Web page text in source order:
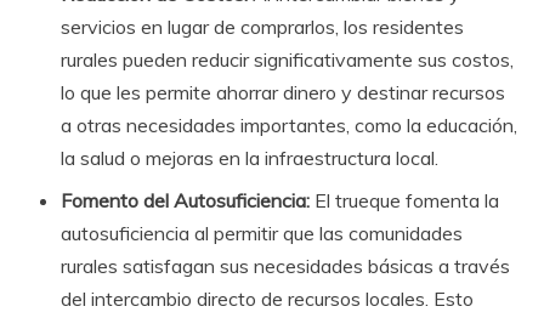
servicios en lugar de comprarlos, los residentes
rurales pueden reducir significativamente sus costos,
lo que les permite ahorrar dinero y destinar recursos
a otras necesidades importantes, como la educación,
la salud o mejoras en la infraestructura local.
Fomento del Autosuficiencia: El trueque fomenta la
autosuficiencia al permitir que las comunidades
rurales satisfagan sus necesidades básicas a través
del intercambio directo de recursos locales. Esto